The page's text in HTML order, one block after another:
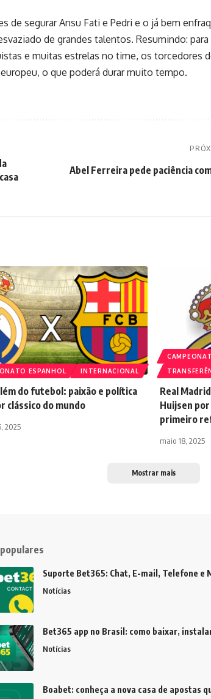
de segurar Ansu Fati e Pedri e o já bem
de grandes talentos. Resumindo: para
e muitas estrelas no time, os torcedores
o que poderá durar muito tempo.
Abel Ferreira pede paciência
ESPANHOL INTERNACIONAL
do futebol: paixão e política
clássico do mundo
2025
Real
Huijsen
primeiro
maio 18, 2025
Mostrar mais
Suporte Bet365: Chat, E-mail, Telefone e
Notícias
Bet365 app no Brasil: como baixar,
Notícias
Boabet: conheça a nova casa de apostas